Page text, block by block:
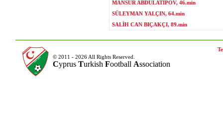
MANSUR ABDULATIPOV, 46.min
SÜLEYMAN YALÇIN, 64.min
SALİH CAN BIÇAKÇI, 89.min
© 2011 - 2026 All Rights Reserved.
Cyprus Turkish Football Association